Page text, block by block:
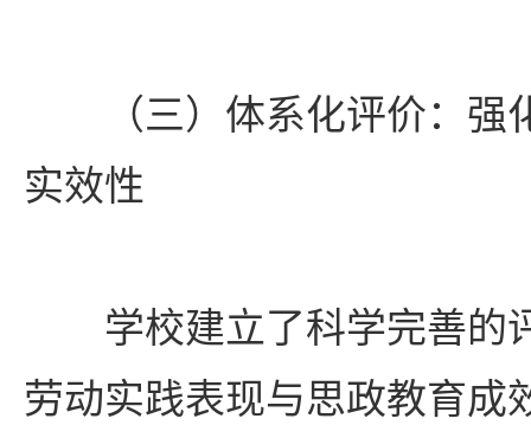
（三）体系化评价：
实效性
学校建立了科学完善的
劳动实践表现与思政教育成